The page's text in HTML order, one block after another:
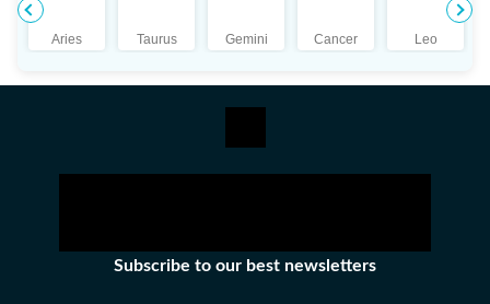
বিশ্ববিদ্যালয়, শান্তিনিকেতন থেকে সাংবাদিকতা ও গণযোগাযোগে
স্নাতকোত্তর (এম.এ.) ডিগ্রি অর্জন করেন। ব্যক্তিগত পছন্দ ও নেশা:
নেশা। ছুটির দুপুরগুলো তাঁর কাটে গল্পের বই নিয়ে। একটু লম্বা ছুটি পেলে তিনি
Aries Taurus Gemini Cancer Leo
Subscribe to our best newsletters